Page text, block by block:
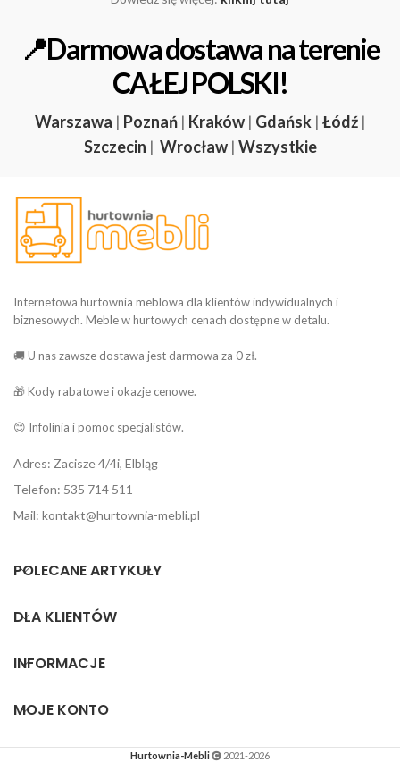
📍Darmowa dostawa na terenie
CAŁEJ POLSKI!
Warszawa | Poznań | Kraków | Gdańsk | Łódź |
Szczecin | Wrocław | Wszystkie
Internetowa hurtownia meblowa dla klientów indywidualnych i
biznesowych. Meble w hurtowych cenach dostępne w detalu.
🚚 U nas zawsze dostawa jest darmowa za 0 zł.
🎁 Kody rabatowe i okazje cenowe.
😊 Infolinia i pomoc specjalistów.
Adres: Zacisze 4/4i, Elbląg
Telefon: 535 714 511
Mail: kontakt@hurtownia-mebli.pl
POLECANE ARTYKUŁY
DLA KLIENTÓW
INFORMACJE
MOJE KONTO
Hurtownia-Mebli 2021-2026